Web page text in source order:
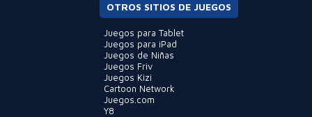
OTROS SITIOS DE JUEGOS
Juegos para Tablet
Juegos para iPad
Juegos de Niñas
Juegos Friv
Juegos Kizi
Cartoon Network
Juegos.com
Y8